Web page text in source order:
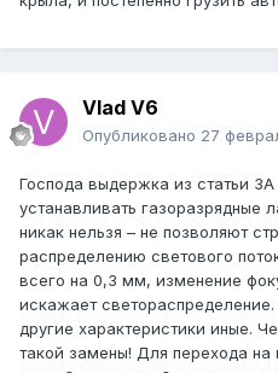
Vlad V6
Опубликовано 27
Господа выдержка из статьи
устанавливать газоразрядные
никак нельзя – не позволяют
распределению светового
всего на 0,3 мм, изменение
искажает
другие характеристики иные.
такой замены! Для перехода на